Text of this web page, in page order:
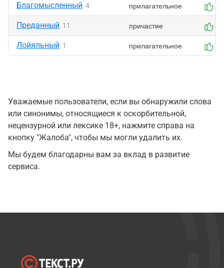
Благомысленный 4 прилагательное
Преданный 11 причастие
Лойяльный 1 прилагательное
Уважаемые пользователи, если вы обнаружили слова
или синонимы, относящиеся к оскорбительной,
нецензурной или лексике 18+, нажмите справа на
кнопку "Жалоба", чтобы мы могли удалить их.
Мы будем благодарны вам за вклад в развитие
сервиса.